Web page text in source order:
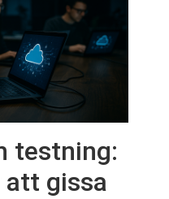
testning:
gissa